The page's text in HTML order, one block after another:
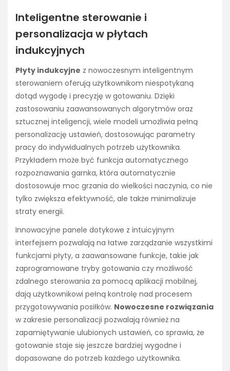
Inteligentne sterowanie i
personalizacja w płytach
indukcyjnych
Płyty indukcyjne z nowoczesnym inteligentnym
sterowaniem oferują użytkownikom niespotykaną
dotąd wygodę i precyzję w gotowaniu. Dzięki
zastosowaniu zaawansowanych algorytmów oraz
sztucznej inteligencji, wiele modeli umożliwia pełną
personalizację ustawień, dostosowując parametry
pracy do indywidualnych potrzeb użytkownika.
Przykładem może być funkcja automatycznego
rozpoznawania garnka, która automatycznie
dostosowuje moc grzania do wielkości naczynia, co nie
tylko zwiększa efektywność, ale także minimalizuje
straty energii.
Innowacyjne panele dotykowe z intuicyjnym
interfejsem pozwalają na łatwe zarządzanie wszystkimi
funkcjami płyty, a zaawansowane funkcje, takie jak
zaprogramowane tryby gotowania czy możliwość
zdalnego sterowania za pomocą aplikacji mobilnej,
dają użytkownikowi pełną kontrolę nad procesem
przygotowywania posiłków. Nowoczesne rozwiązania
w zakresie personalizacji pozwalają również na
zapamiętywanie ulubionych ustawień, co sprawia, że
gotowanie staje się jeszcze bardziej wygodne i
dopasowane do potrzeb każdego użytkownika.